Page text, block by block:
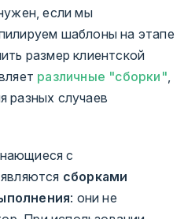
если мы
шаблоны на этапе
размер клиентской
различные "сборки"
разных случаев
с
сборками
: они не